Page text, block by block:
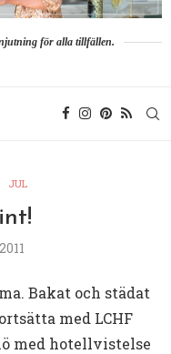
för alla tillfällen.
JUL
Bakat och städat
med LCHF
med hotellvistelse